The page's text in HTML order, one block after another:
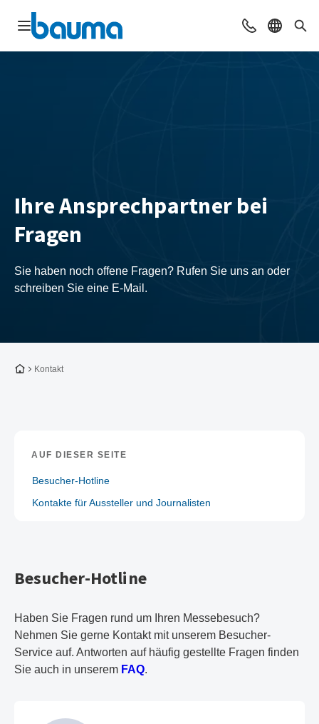
Navigation öffnen Beratung &
Sprache
Ihre Ansprechpartner bei
Fragen
Sie haben noch offene Fragen? Rufen Sie uns an oder
schreiben Sie eine E-Mail.
Zur Startseite
Kontakt
AUF DIESER SEITE
Besucher-Hotline
Kontakte für Aussteller und Journalisten
Besucher-Hotline
Haben Sie Fragen rund um Ihren Messebesuch?
Nehmen Sie gerne Kontakt mit unserem Besucher-
Service auf. Antworten auf häufig gestellte Fragen finden
Sie auch in unserem FAQ.